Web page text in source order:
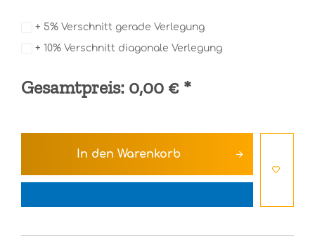
+ 5% Verschnitt gerade Verlegung
+ 10% Verschnitt diagonale Verlegung
Gesamtpreis: 0,00 € *
In den Warenkorb